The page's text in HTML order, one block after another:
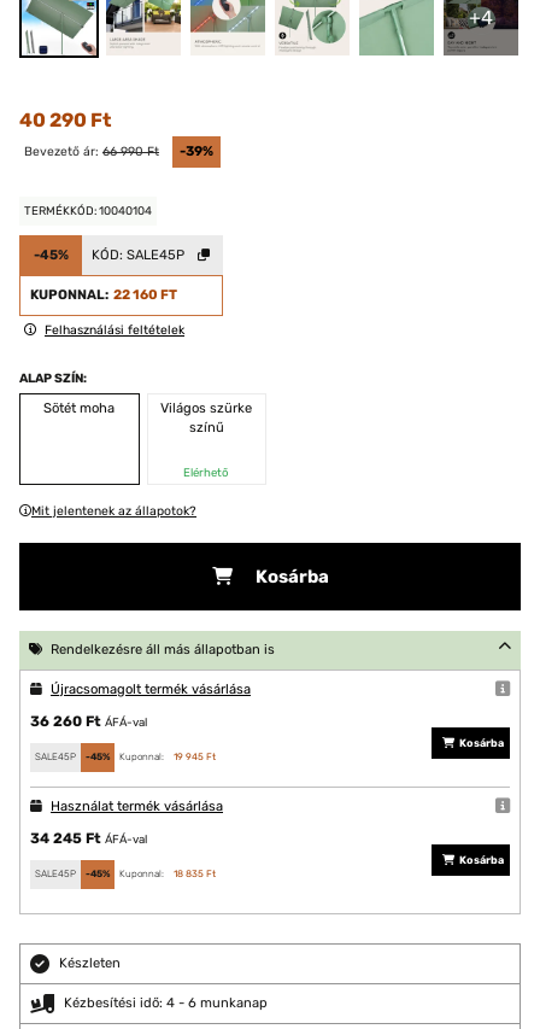
+4
40 290 Ft
Bevezető ár: 66 990 Ft -39%
TERMÉKKÓD: 10040104
-45% KÓD: SALE45P
KUPONNAL: 22 160 FT
Felhasználási feltételek
ALAP SZÍN:
Sötét moha
Világos szürke
színű
Elérhető
Mit jelentenek az állapotok?
Kosárba
Rendelkezésre áll más állapotban is
Újracsomagolt termék vásárlása
36 260 Ft ÁFÁ-val
SALE45P -45% Kuponnal: 19 945 Ft
Kosárba
Használat termék vásárlása
34 245 Ft ÁFÁ-val
SALE45P -45% Kuponnal: 18 835 Ft
Kosárba
Készleten
Kézbesítési idő: 4 - 6 munkanap